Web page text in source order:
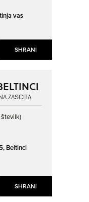
SHRANI
vas
SHRANI
ZAŠČITA
Beltinci